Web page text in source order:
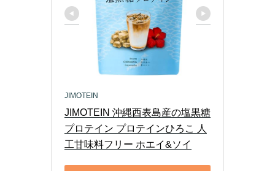
JIMOTEIN
JIMOTEIN 沖縄西表島産の塩黒糖
プロテイン プロテインひろこ 人
工甘味料フリー ホエイ&ソイ